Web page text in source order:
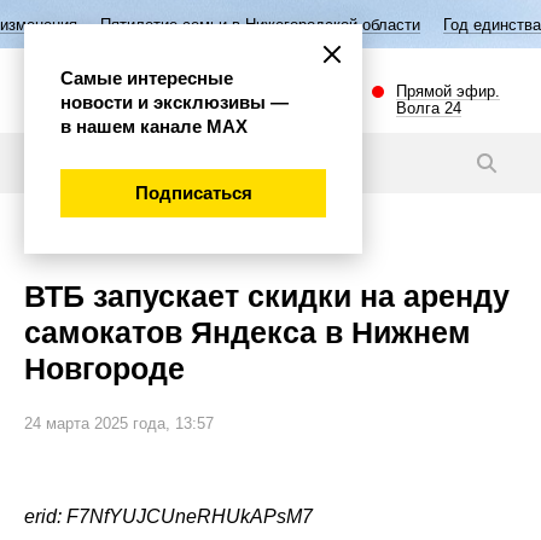
семьи в Нижегородской области Год единства народов России
Прямой эфир.
Волга 24
ВТБ запускает скидки на аренду
самокатов Яндекса в Нижнем
Новгороде
24 марта 2025 года, 13:57
erid: F7NfYUJCUneRHUkAPsM7
Самые интересные
новости и эксклюзивы —
в нашем канале МАХ
Подписаться